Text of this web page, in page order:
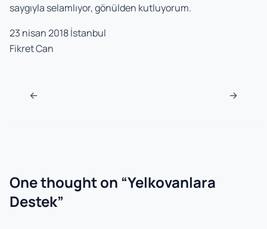
saygıyla selamlıyor, gönülden kutluyorum.
23 nisan 2018 İstanbul
Fikret Can
Post navigation
← →
One thought on “Yelkovanlara
Destek”